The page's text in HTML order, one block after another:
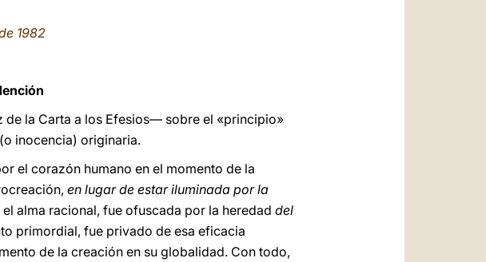
1982
la Carta a los Efesios— sobre el «principio»
inocencia) originaria.
el corazón humano en el momento de la
en lugar de estar iluminada por la
alma racional, fue ofuscada por la heredad del
primordial, fue privado de esa eficacia
de la creación en su globalidad. Con todo,